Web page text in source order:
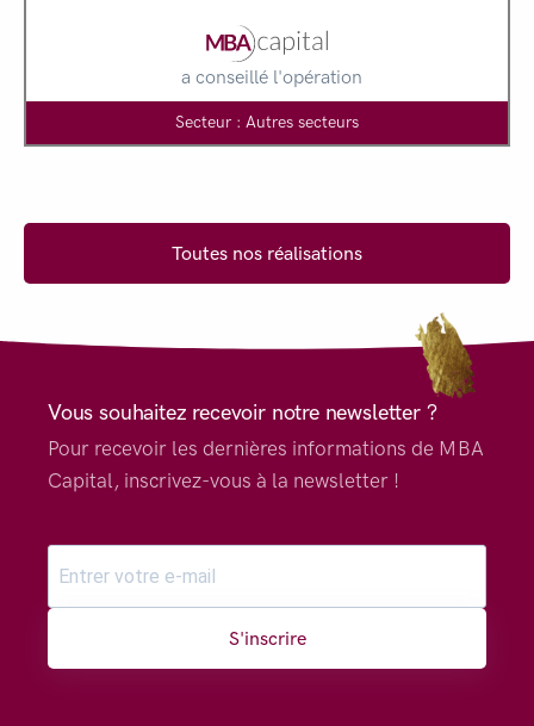
a conseillé l'opération
Secteur : Autres secteurs
Toutes nos réalisations
Vous souhaitez recevoir notre newsletter ?
Pour recevoir les dernières informations de MBA
Capital, inscrivez-vous à la newsletter !
S'inscrire